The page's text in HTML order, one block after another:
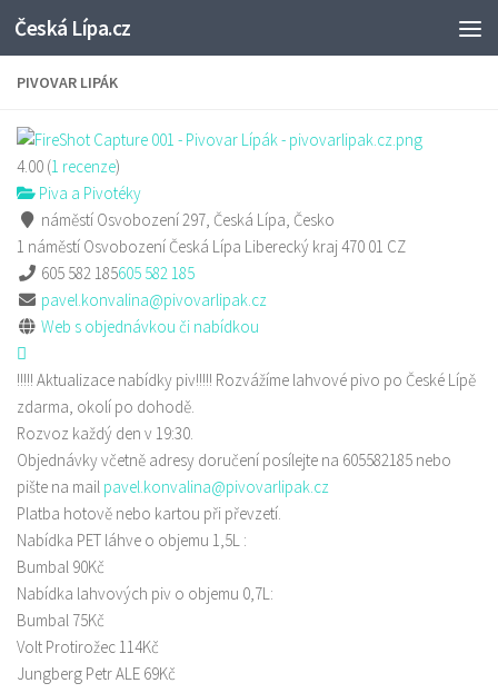
Skip to content
Česká Lípa.cz
PIVOVAR LIPÁK
4.00 (1 recenze)
Piva a Pivotéky
náměstí Osvobození 297, Česká Lípa, Česko
1 náměstí Osvobození Česká Lípa Liberecký kraj470 01 CZ
605 582 185605 582 185
pavel.konvalina@pivovarlipak.cz
Web s objednávkou či nabídkou
!!!!! Aktualizace nabídky piv!!!!! Rozvážíme lahvové pivo po České Lípě
zdarma, okolí po dohodě.
Rozvoz každý den v 19:30.
Objednávky včetně adresy doručení posílejte na 605582185 nebo
pište na mail pavel.konvalina@pivovarlipak.cz
Platba hotově nebo kartou při převzetí.
Nabídka PET láhve o objemu 1,5L :
Bumbal 90Kč
Nabídka lahvových piv o objemu 0,7L:
Bumbal 75Kč
Volt Protirožec 114Kč
Jungberg Petr ALE 69Kč